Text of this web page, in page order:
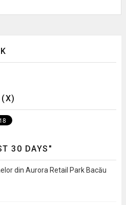
(X)
30 DAYS"
din Aurora Retail Park Bacău